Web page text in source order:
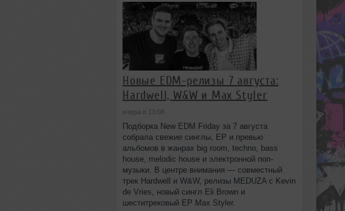
Новые EDM-релизы 7 августа:
Hardwell, W&W и Max Styler
вчера в 13:08
Подборка New EDM Friday за 7 августа
собрала свежие синглы, EP и превью
альбомов в жанрах big room, techno, bass
house, melodic house и электронной поп-
музыки. В центре внимания — совместный
трек Hardwell и W&W, релизы MEDUZA с Kevin
de Vries, новый сингл Eli Brown и
шеститрековый EP Max Styler.